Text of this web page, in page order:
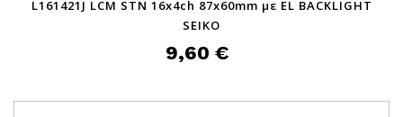
L161421J LCM STN 16x4ch 87x60mm με EL BACKLIGHT
SEIKO
9,60 €